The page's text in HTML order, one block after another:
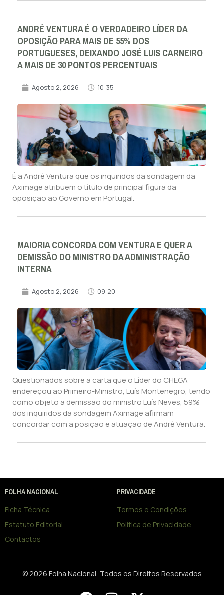
ANDRÉ VENTURA É O VERDADEIRO LÍDER DA
OPOSIÇÃO PARA MAIS DE 55% DOS
PORTUGUESES, DEIXANDO JOSÉ LUIS CARNEIRO
A MAIS DE 30 PONTOS PERCENTUAIS
Agosto 2, 2026 10:35
É a André Ventura que os inquiridos da sondagem da
Aximage atribuem o título de principal figura da
oposição ao Governo em Portugal.
MAIORIA CONCORDA COM VENTURA E QUER A
DEMISSÃO DO MINISTRO DA ADMINISTRAÇÃO
INTERNA
Agosto 2, 2026 09:20
Questionados sobre a carta que o Líder do CHEGA
endereçou ao Primeiro-Ministro, Luís Montenegro, tendo
como objeto a demissão do ministro Luís Neves, 59%
dos inquiridos da sondagem Aximage afirmam
concordar com a posição e atuação de André Ventura.
FOLHA NACIONAL
Ficha Técnica
Estatuto Editorial
Contactos
PRIVACIDADE
Termos e Condições
Política de Privacidade
© 2026 Folha Nacional, Todos os Direitos Reservados